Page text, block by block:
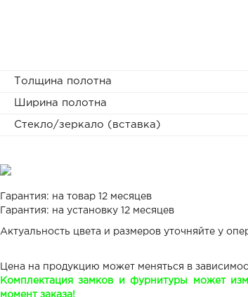
Толщина полотна
Ширина полотна
Стекло/зеркало (вставка)
Гарантия: на товар 12 месяцев
Гарантия: на установку 12 месяцев
Актуальность цвета и размеров уточняйте у
Цена на продукцию может меняться в
Комплектация замков и фурнитуры может
момент заказа!